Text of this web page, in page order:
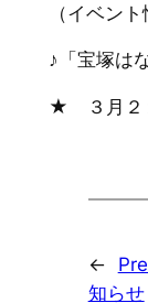
（イベン
♪「宝塚は
★ ３月２
←
知らせ